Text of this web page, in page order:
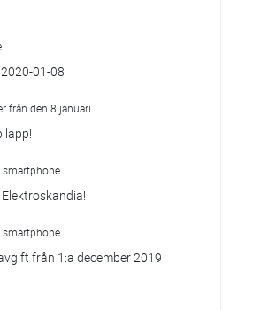
01-08
från den 8 januari.
från 1:a december 2019